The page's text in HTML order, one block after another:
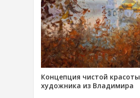
Концепция чистой красоты
художника из Владимира